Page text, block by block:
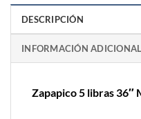
DESCRIPCIÓN
INFORMACIÓN ADICIONAL
Zapapico 5 libras 36″